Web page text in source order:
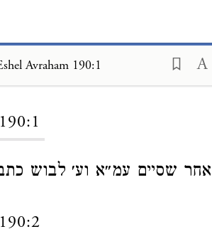
Avraham 190:1
אחר שסיים עמ״א וע׳ לבוש